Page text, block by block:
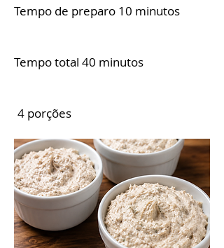
Tempo de preparo 10 minutos
Tempo total 40 minutos
4 porções